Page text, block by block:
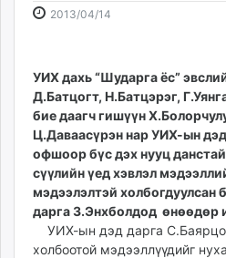
caak.mn
Baabar.mn
tovch.mn
ikon.mn
mnb.mn
Livetv.mn
Eguur.mn
24tsag.mn
shuud.mn
2013/04/14
17:22:26
03:40:41
УИХ дахь “Шударга ёс”
Д.Батцогт, Н.Батцэрэг,
бие даагч гишүүн
Ц.Даваасүрэн нар УИХ-ын
офшоор бүс дэх нууц
сүүлийн үед хэвлэл
мэдээлэлтэй холбогдуулсан
дарга З.Энхболдод өнөөдөр
УИХ-ын дэд дарга
холбоотой мэдээллүүдийг